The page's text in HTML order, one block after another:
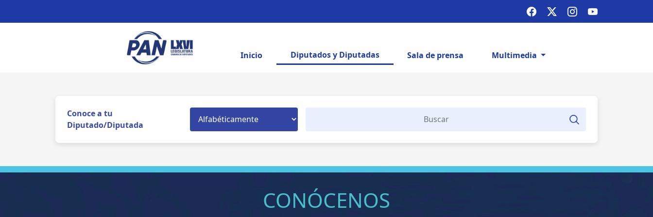
Inicio Diputados y Diputadas Sala de prensa Multimedia
Conoce a tu
Diputado/Diputada
CONÓCENOS